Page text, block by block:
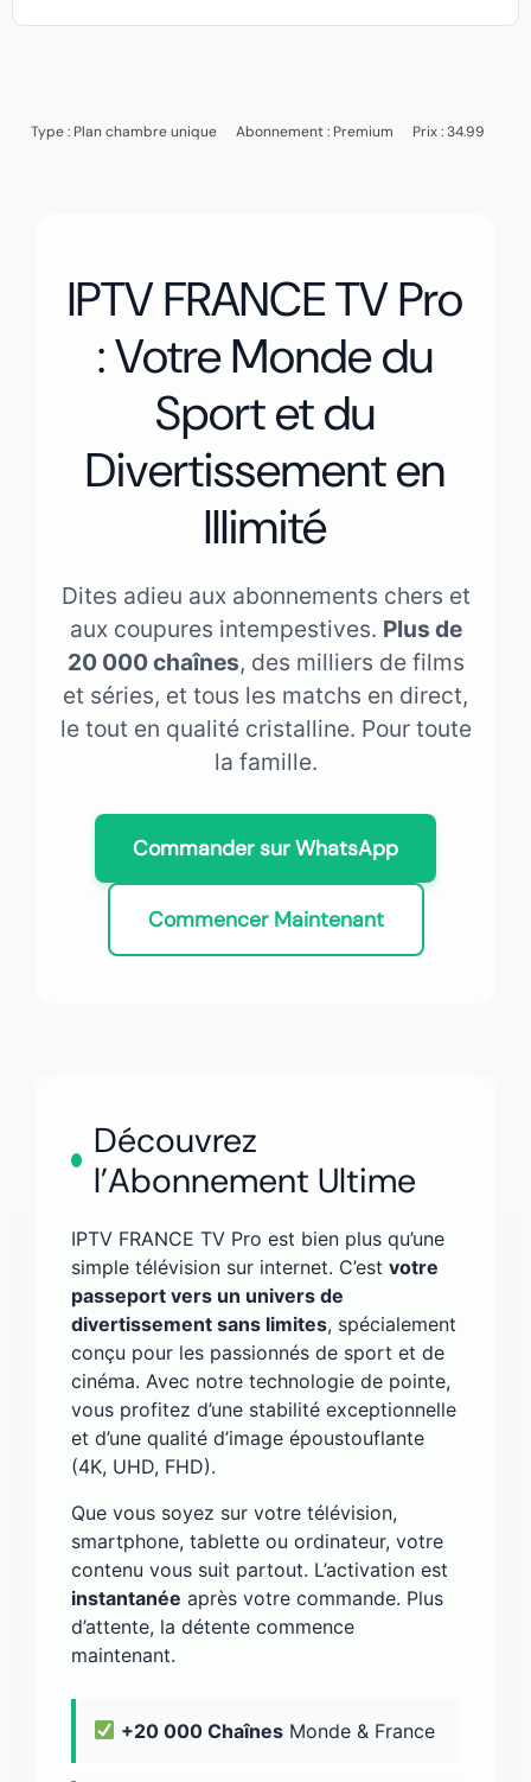
Type : Plan chambre unique Abonnement : Premium Prix : 34.99
IPTV FRANCE TV Pro
: Votre Monde du
Sport et du
Divertissement en
Illimité
Dites adieu aux abonnements chers et
aux coupures intempestives. Plus de
20 000 chaînes, des milliers de films
et séries, et tous les matchs en direct,
le tout en qualité cristalline. Pour toute
la famille.
Commander sur WhatsApp
Commencer Maintenant
Découvrez
l’Abonnement Ultime
IPTV FRANCE TV Pro est bien plus qu’une
simple télévision sur internet. C’est votre
passeport vers un univers de
divertissement sans limites, spécialement
conçu pour les passionnés de sport et de
cinéma. Avec notre technologie de pointe,
vous profitez d’une stabilité exceptionnelle
et d’une qualité d’image époustouflante
(4K, UHD, FHD).
Que vous soyez sur votre télévision,
smartphone, tablette ou ordinateur, votre
contenu vous suit partout. L’activation est
instantanée après votre commande. Plus
d’attente, la détente commence
maintenant.
+20 000 Chaînes Monde & France